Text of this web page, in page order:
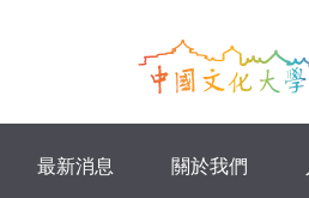
最新消息 關於我們